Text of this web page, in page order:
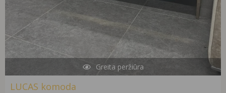
Greita peržiūra
LUCAS komoda